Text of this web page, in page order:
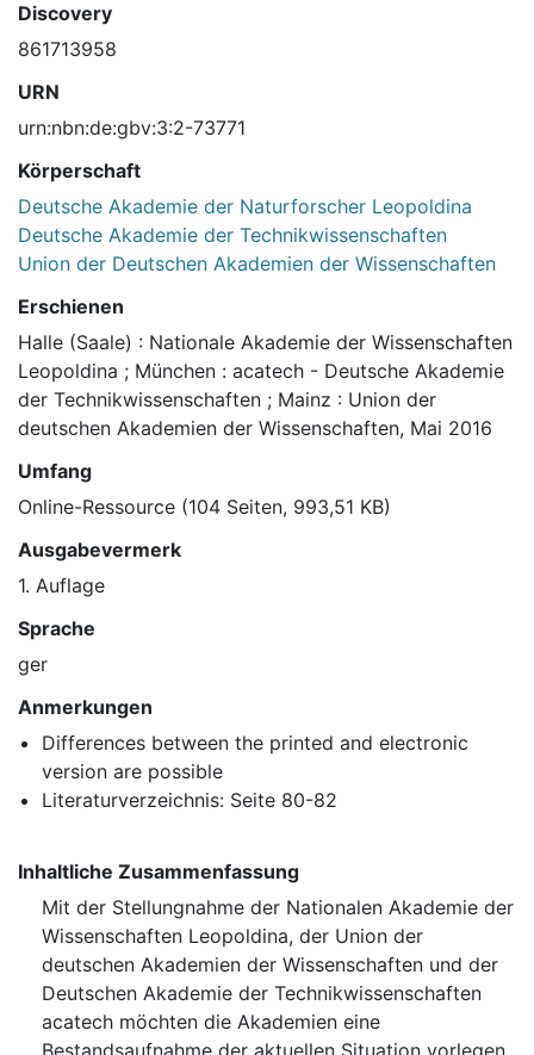
Discovery
861713958
URN
urn:nbn:de:gbv:3:2-73771
Körperschaft
Deutsche Akademie der Naturforscher Leopoldina
Deutsche Akademie der Technikwissenschaften
Union der Deutschen Akademien der Wissenschaften
Erschienen
Halle (Saale) : Nationale Akademie der Wissenschaften
Leopoldina ; München : acatech - Deutsche Akademie
der Technikwissenschaften ; Mainz : Union der
deutschen Akademien der Wissenschaften, Mai 2016
Umfang
Online-Ressource (104 Seiten, 993,51 KB)
Ausgabevermerk
1. Auflage
Sprache
ger
Anmerkungen
Differences between the printed and electronic
version are possible
Literaturverzeichnis: Seite 80-82
Inhaltliche Zusammenfassung
Mit der Stellungnahme der Nationalen Akademie der
Wissenschaften Leopoldina, der Union der
deutschen Akademien der Wissenschaften und der
Deutschen Akademie der Technikwissenschaften
acatech möchten die Akademien eine